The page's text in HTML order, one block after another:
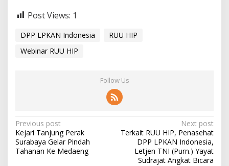
Post Views: 1
DPP LPKAN Indonesia
RUU HIP
Webinar RUU HIP
Follow Us
P
o
s
Previous post
Kejari Tanjung Perak
Surabaya Gelar Pindah
Tahanan Ke Medaeng
Next post
Terkait RUU HIP, Penasehat
DPP LPKAN Indonesia,
Letjen TNI (Purn.) Yayat
Sudrajat Angkat Bicara